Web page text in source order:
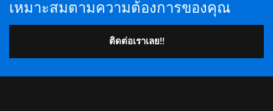
เหมาะสมตามความต้องการของคุณ
ติดต่อเราเลย!!